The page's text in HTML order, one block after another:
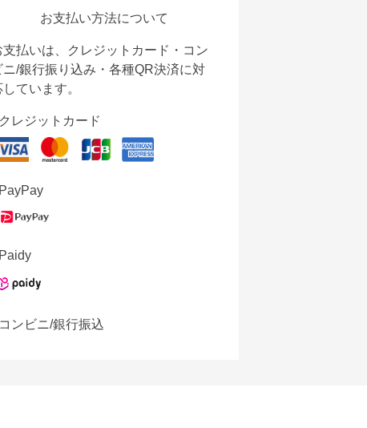
お支払い方法について
支払いは、クレジットカード・コン
ニ/銀行振り込み・各種QR決済に対
しています。
クレジットカード
PayPay
Paidy
コンビニ/銀行振込